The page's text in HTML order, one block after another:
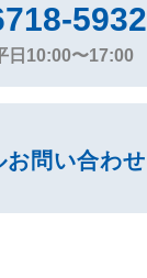
5932
日10:00〜17:00
お問い合わせ